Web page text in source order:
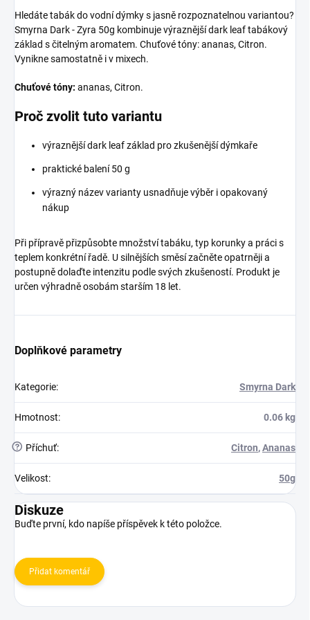
Hledáte tabák do vodní dýmky s jasně rozpoznatelnou variantou?
Smyrna Dark - Zyra 50g kombinuje výraznější dark leaf tabákový
základ s čitelným aromatem. Chuťové tóny: ananas, Citron.
Vynikne samostatně i v mixech.
Chuťové tóny: ananas, Citron.
Proč zvolit tuto variantu
výraznější dark leaf základ pro zkušenější dýmkaře
praktické balení 50 g
výrazný název varianty usnadňuje výběr i opakovaný
nákup
Při přípravě přizpůsobte množství tabáku, typ korunky a práci s
teplem konkrétní řadě. U silnějších směsí začněte opatrněji a
postupně dolaďte intenzitu podle svých zkušeností. Produkt je
určen výhradně osobám starším 18 let.
Doplňkové parametry
Kategorie: Smyrna Dark
Hmotnost: 0.06 kg
? Příchuť: Citron,Ananas
Velikost: 50g
Diskuze
Buďte první, kdo napíše příspěvek k této položce.
Přidat komentář